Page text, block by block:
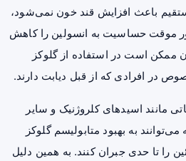
باعث افزایش قند خون نمی‌شود،
موقت حساسیت به انسولین را کاهش
ممکن است در استفاده از گلوکز
در افرادی که از قبل دیابت دارند.
مانند اسیدهای کلروژنیک و سایر
به بهبود متابولیسم گلوکز
را تا حدی جبران کنند. به همین دلیل